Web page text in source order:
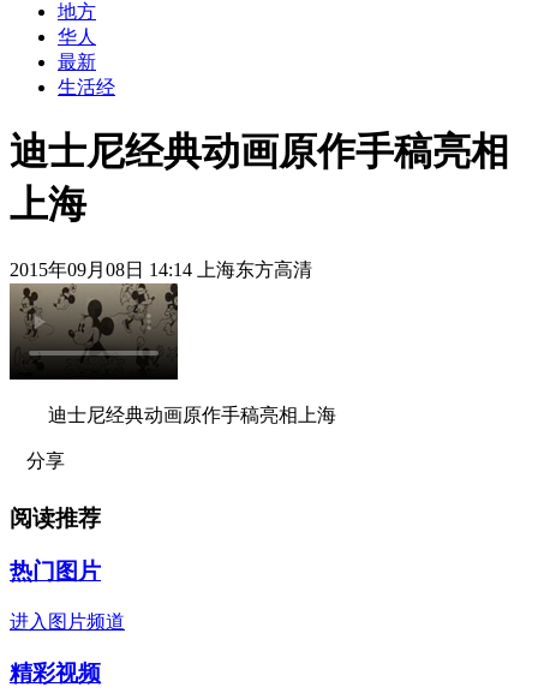
地方
华人
最新
生活经
迪士尼经典动画原作手稿亮相
上海
2015年09月08日 14:14 上海东方高清
迪士尼经典动画原作手稿亮相上海
分享
阅读推荐
热门图片
进入图片频道
精彩视频